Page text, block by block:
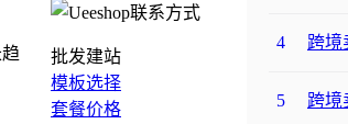
4 跨境卖
5 跨境卖
批发建站
模板选择
套餐价格